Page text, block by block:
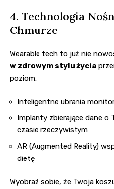
4. Technologia
Chmurze
Wearable tech to już nie
w zdrowym stylu życia
poziom.
Inteligentne ubrania
Implanty zbierające dane o
czasie rzeczywistym
AR (Augmented Reality)
dietę
Wyobraź sobie, że Twoja